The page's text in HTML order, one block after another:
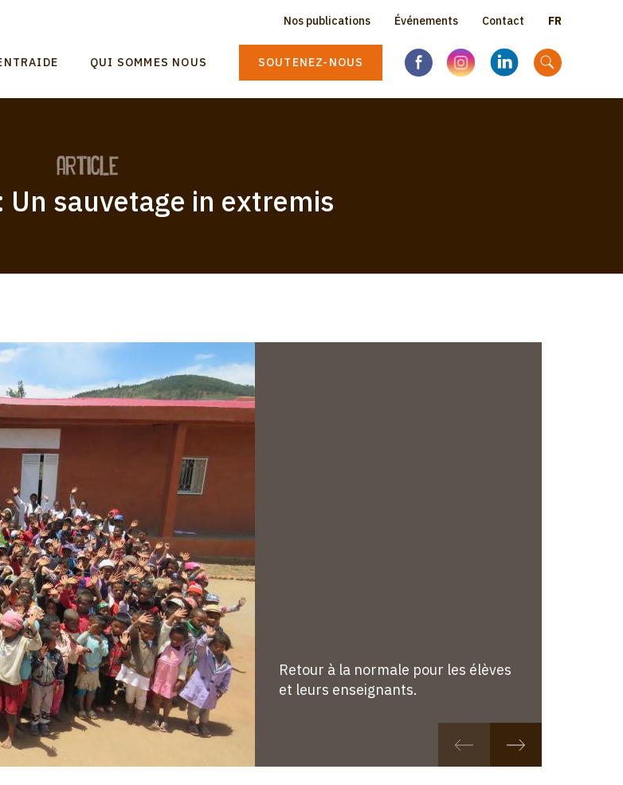
Topbar
menu
Nos publications Événements Contact
Select
language
QUI SOMMES NOUS SOUTENEZ-NOUS
article
Un sauvetage in extremis
Retour à la normale pour les élèves
et leurs enseignants.